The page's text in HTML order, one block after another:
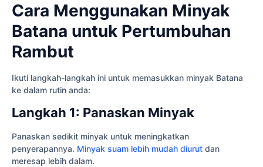
Cara Menggunakan Minyak
Batana untuk Pertumbuhan
Rambut
Ikuti langkah-langkah ini untuk memasukkan minyak Batana
ke dalam rutin anda:
Langkah 1: Panaskan Minyak
Panaskan sedikit minyak untuk meningkatkan
penyerapannya. Minyak suam lebih mudah diurut dan
meresap lebih dalam.